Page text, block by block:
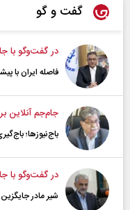
گفت و گو
در گفت‌و‌گو با
فاصله ایران با
جام‌جم آنلاین
باج‌نیوزها؛
در گفت‌و‌گو با
شیر مادر